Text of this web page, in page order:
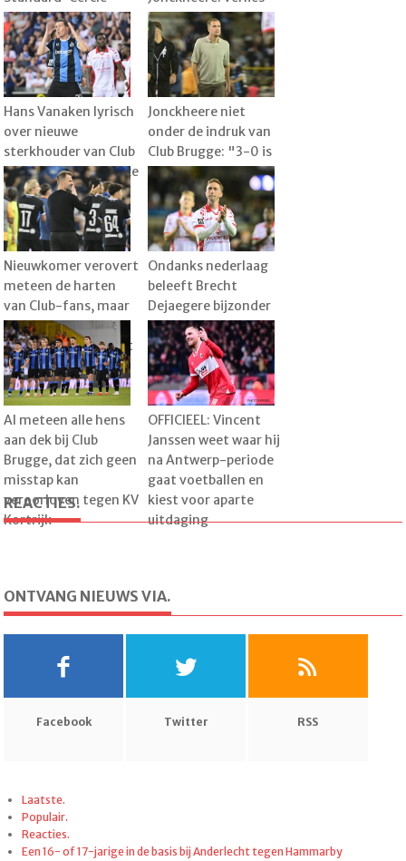
Brugge
tegen Club wordt
plots bijzaak
Hans Vanaken lyrisch
over nieuwe
sterkhouder van Club
Brugge: "Een serieuze
meerwaarde"
Jonckheere niet
onder de indruk van
Club Brugge: "3-0 is
overdreven"
Nieuwkomer verovert
meteen de harten
van Club-fans, maar
Leko weet wanneer
het pas echt goed zit
Ondanks nederlaag
beleeft Brecht
Dejaegere bijzonder
familiemoment:
"Dat was heel leuk"
Al meteen alle hens
aan dek bij Club
Brugge, dat zich geen
misstap kan
veroorloven tegen KV
Kortrijk
OFFICIEEL: Vincent
Janssen weet waar hij
na Antwerp-periode
gaat voetballen en
kiest voor aparte
uitdaging
REACTIES.
ONTVANG NIEUWS VIA.
Facebook Twitter RSS
Laatste.
Populair.
Reacties.
Een 16- of 17-jarige in de basis bij Anderlecht tegen Hammarby